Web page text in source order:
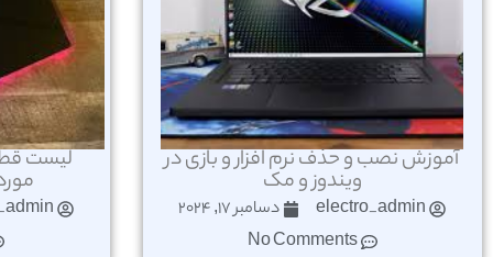
آموزش نصب و حذف نرم افزار و بازی در
ویندوز و مک
electro_admin
دسامبر 17, 2024
No Comments
لیست